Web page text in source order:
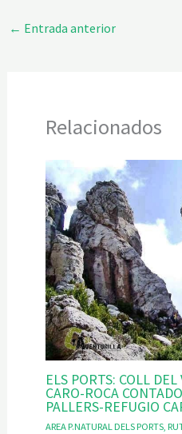
← Entrada anterior
Relacionados
ELS PORTS: COLL
CARO-ROCA
PALLERS-REFUGIO
AREA P.NATURAL DELS PORTS,